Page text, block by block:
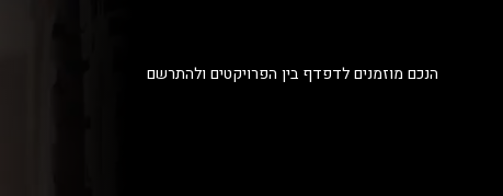
הנכם מוזמנים לדפדף בין הפרויקטים ולהתרשם